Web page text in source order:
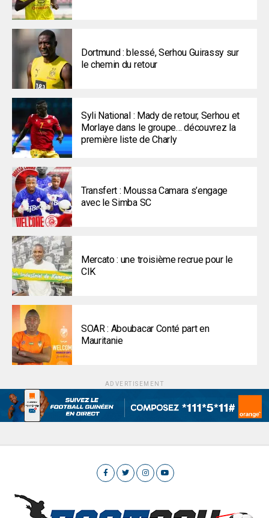
Dortmund : blessé, Serhou Guirassy sur
le chemin du retour
Syli National : Mady de retour, Serhou et
Morlaye dans le groupe… découvrez la
première liste de Charly
Transfert : Moussa Camara s’engage
avec le Simba SC
Mercato : une troisième recrue pour le
CIK
SOAR : Aboubacar Conté part en
Mauritanie
ADVERTISEMENT